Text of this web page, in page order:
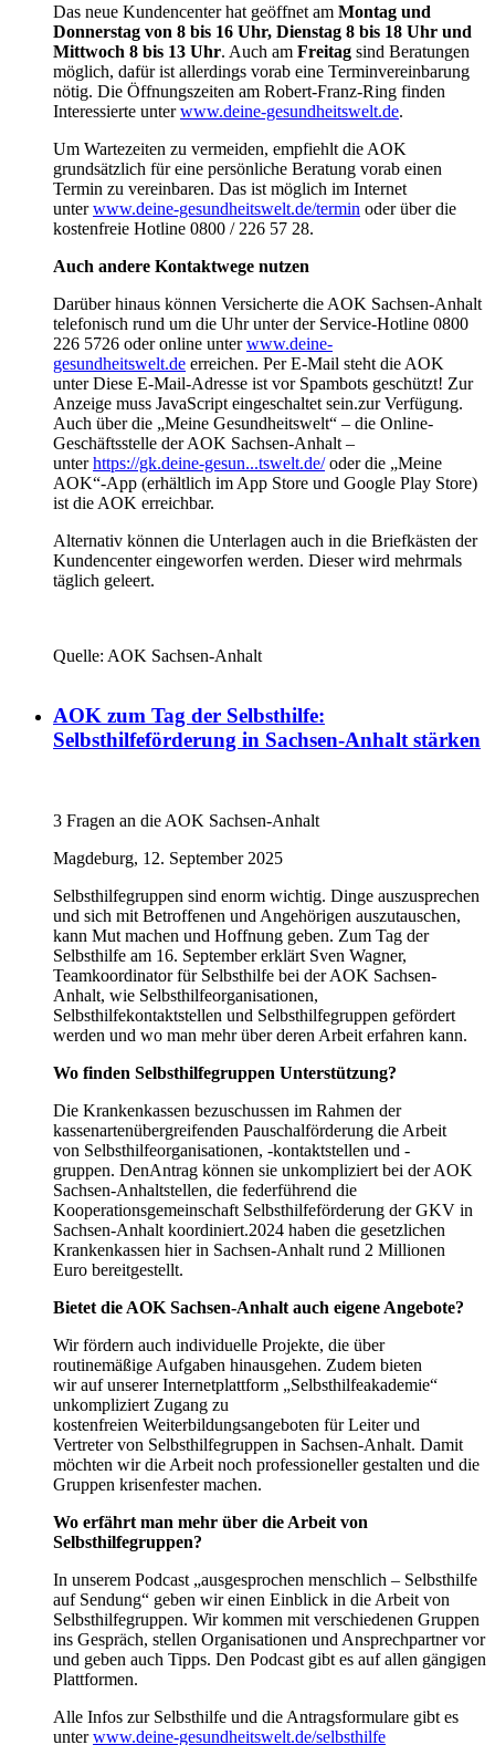
Das neue Kundencenter hat geöffnet am Montag und
Donnerstag von 8 bis 16 Uhr, Dienstag 8 bis 18 Uhr und
Mittwoch 8 bis 13 Uhr. Auch am Freitag sind Beratungen
möglich, dafür ist allerdings vorab eine Terminvereinbarung
nötig. Die Öffnungszeiten am Robert-Franz-Ring finden
Interessierte unterwww.deine-gesundheitswelt.de.
Um Wartezeiten zu vermeiden, empfiehlt die AOK
grundsätzlich für eine persönliche Beratung vorab einen
Termin zu vereinbaren. Das ist möglich im Internet
unterwww.deine-gesundheitswelt.de/termin oder über die
kostenfreie Hotline 0800 / 226 57 28.
Auch andere Kontaktwege nutzen
Darüber hinaus können Versicherte die AOK Sachsen-Anhalt
telefonisch rund um die Uhr unter der Service-Hotline 0800
226 5726 oder online unterwww.deine-
gesundheitswelt.de erreichen. Per E-Mail steht die AOK
unterDiese E-Mail-Adresse ist vor Spambots geschützt! Zur
Anzeige muss JavaScript eingeschaltet sein.zur Verfügung.
Auch über die „Meine Gesundheitswelt“ – die Online-
Geschäftsstelle der AOK Sachsen-Anhalt –
unterhttps://gk.deine-gesun...tswelt.de/oder die „Meine
AOK“-App (erhältlich im App Store und Google Play Store)
ist die AOK erreichbar.
Alternativ können die Unterlagen auch in die Briefkästen der
Kundencenter eingeworfen werden. Dieser wird mehrmals
täglich geleert.
Quelle: AOK Sachsen-Anhalt
AOK zum Tag der Selbsthilfe:
Selbsthilfeförderung in Sachsen-Anhalt stärken
3 Fragen an die AOK Sachsen-Anhalt
Magdeburg, 12. September 2025
Selbsthilfegruppen sind enorm wichtig. Dinge auszusprechen
und sich mit Betroffenen und Angehörigen auszutauschen,
kann Mut machen und Hoffnung geben. Zum Tag der
Selbsthilfe am 16. September erklärt Sven Wagner,
Teamkoordinator für Selbsthilfe bei der AOK Sachsen-
Anhalt, wie Selbsthilfeorganisationen,
Selbsthilfekontaktstellen und Selbsthilfegruppen gefördert
werden und wo man mehr über deren Arbeit erfahren kann.
Wo finden Selbsthilfegruppen Unterstützung?
Die Krankenkassen bezuschussen im Rahmen der
kassenartenübergreifenden Pauschalförderung die Arbeit
von Selbsthilfeorganisationen, -kontaktstellen und -
gruppen. DenAntrag können sie unkompliziert bei der AOK
Sachsen-Anhaltstellen, die federführend die
Kooperationsgemeinschaft Selbsthilfeförderung der GKV in
Sachsen-Anhalt koordiniert.2024 haben die gesetzlichen
Krankenkassen hier in Sachsen-Anhalt rund 2 Millionen
Euro bereitgestellt.
Bietet die AOK Sachsen-Anhalt auch eigene Angebote?
Wir fördern auch individuelle Projekte, die über
routinemäßige Aufgaben hinausgehen. Zudem bieten
wir auf unserer Internetplattform „Selbsthilfeakademie“
unkompliziert Zugang zu
kostenfreien Weiterbildungsangeboten für Leiter und
Vertreter von Selbsthilfegruppen in Sachsen-Anhalt. Damit
möchten wir die Arbeit noch professioneller gestalten und die
Gruppen krisenfester machen.
Wo erfährt man mehr über die Arbeit von
Selbsthilfegruppen?
In unserem Podcast „ausgesprochen menschlich – Selbsthilfe
auf Sendung“ geben wir einen Einblick in die Arbeit von
Selbsthilfegruppen. Wir kommen mit verschiedenen Gruppen
ins Gespräch, stellen Organisationen und Ansprechpartner vor
und geben auch Tipps. Den Podcast gibt es auf allen gängigen
Plattformen.
Alle Infos zur Selbsthilfe und die Antragsformulare gibt es
unterwww.deine-gesundheitswelt.de/selbsthilfe